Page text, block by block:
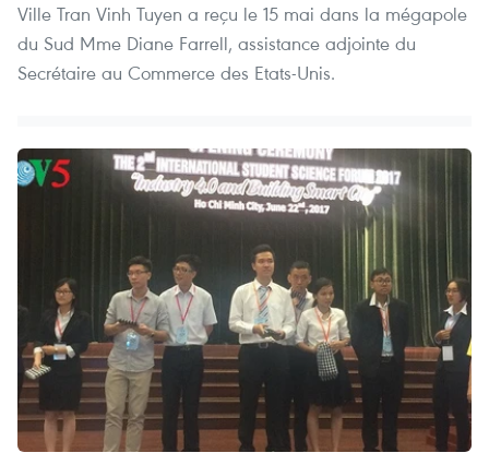
Ville Tran Vinh Tuyen a reçu le 15 mai dans la mégapole
du Sud Mme Diane Farrell, assistance adjointe du
Secrétaire au Commerce des Etats-Unis.